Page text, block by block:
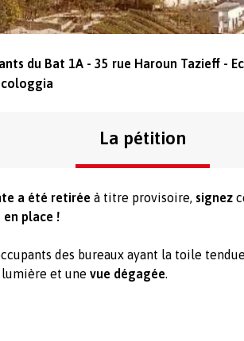
du Bat 1A - 35 rue Haroun Tazieff -
La pétition
a été retirée à titre provisoire, signez
en place !
des bureaux ayant la toile
et une vue dégagée.